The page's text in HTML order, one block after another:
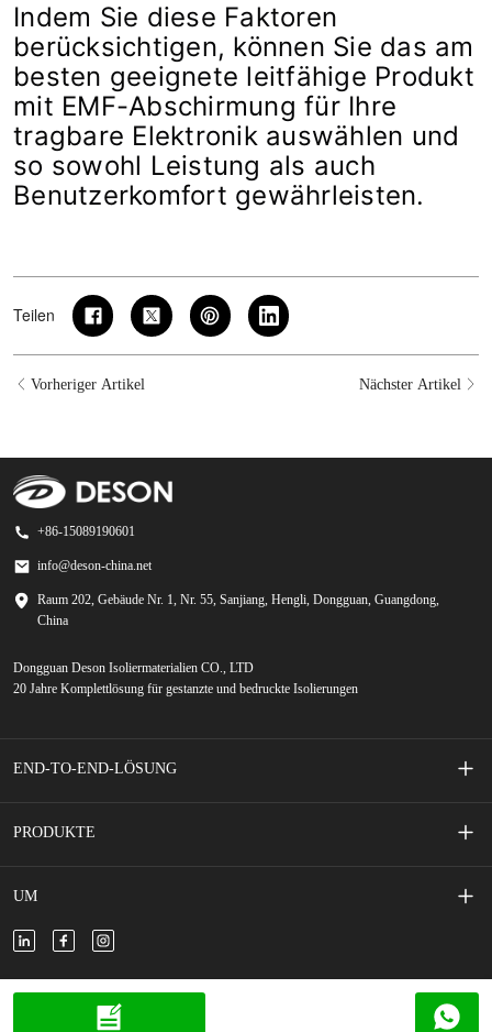
Indem Sie diese Faktoren
berücksichtigen, können Sie das am
besten geeignete leitfähige Produkt
mit EMF-Abschirmung für Ihre
tragbare Elektronik auswählen und
so sowohl Leistung als auch
Benutzerkomfort gewährleisten.
Teilen
Vorheriger Artikel Nächster Artikel
+86-15089190601
info@deson-china.net
Raum 202, Gebäude Nr. 1, Nr. 55, Sanjiang, Hengli, Dongguan, Guangdong,
China
Dongguan Deson Isoliermaterialien CO., LTD
20 Jahre Komplettlösung für gestanzte und bedruckte Isolierungen
END-TO-END-LÖSUNG
Siebgedruckte Membranschalter
Neues Energiefahrzeug
Neue Energiespeicher
PRODUKTE
Klebeband
Klebeschaum
UM
Über uns
Kontaktiere uns
Copyright © 2024 DESON, alle Rechte vorbehalten.